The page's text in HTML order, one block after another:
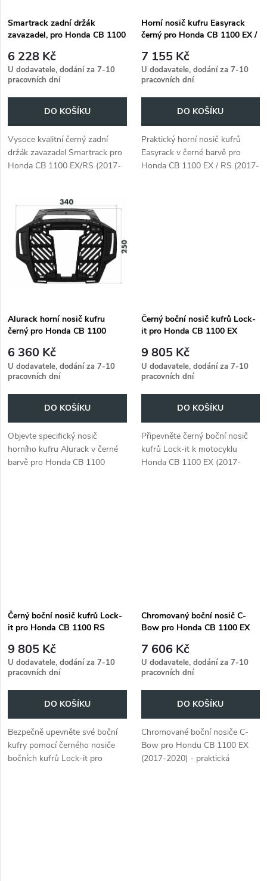
p
r
o
d
u
ů
s
p
r
o
d
u
ů
Smartrack zadní držák
zavazadel, pro Honda CB 1100
6 228 Kč
U dodavatele, dodání za 7-10
pracovních dní
DO KOŠÍKU
Vysoce kvalitní černý zadní
držák zavazadel Smartrack pro
Honda CB 1100 EX/RS (2017-
připevnění měkkých Brašen...
Horní nosič kufru Easyrack
černý pro Honda CB 1100 EX /
7 155 Kč
U dodavatele, dodání za 7-10
pracovních dní
DO KOŠÍKU
Praktický horní nosič kufrů
Easyrack v černé barvě pro
Honda CB 1100 EX / RS (2017-
Alurack horní nosič kufru
černý pro Honda CB 1100
6 360 Kč
U dodavatele, dodání za 7-10
pracovních dní
DO KOŠÍKU
Objevte specifický nosič
horního kufru Alurack v černé
barvě pro Honda CB 1100
Černý boční nosič kufrů Lock-
it pro Honda CB 1100 EX
9 805 Kč
U dodavatele, dodání za 7-10
pracovních dní
DO KOŠÍKU
Připevněte černý boční nosič
kufrů Lock-it k motocyklu
Honda CB 1100 EX (2017-
Černý boční nosič kufrů Lock-
it pro Honda CB 1100 RS
9 805 Kč
U dodavatele, dodání za 7-10
pracovních dní
DO KOŠÍKU
Bezpečně upevněte své boční
kufry pomocí černého nosiče
bočních kufrů Lock-it pro
Chromovaný boční nosič C-
Bow pro Honda CB 1100 EX
7 606 Kč
U dodavatele, dodání za 7-10
pracovních dní
DO KOŠÍKU
Chromované boční nosiče C-
Bow pro Hondu CB 1100 EX
(2017-2020) - praktická